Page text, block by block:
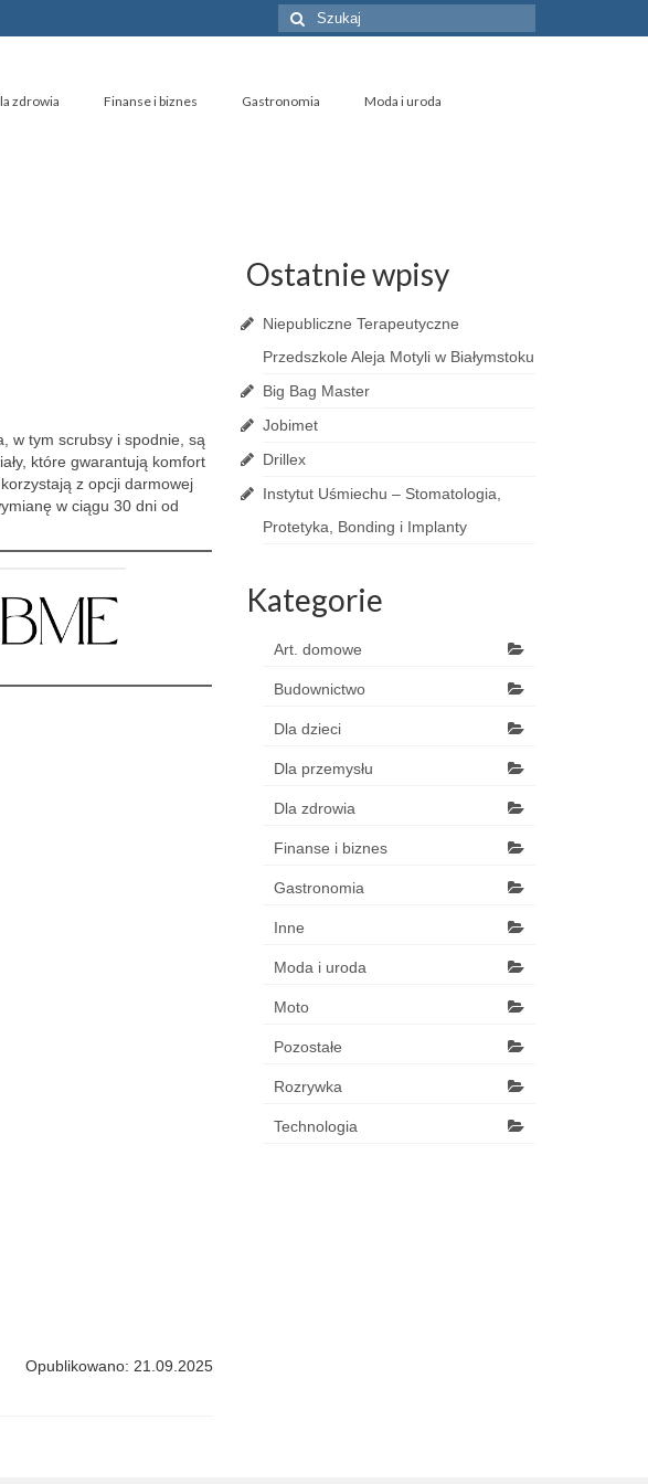
Szuklaj
w:
zdrowia Finanse i biznes Gastronomia Moda i uroda
w tym scrubsy i spodnie, są
które gwarantują komfort
z opcji darmowej
w ciągu 30 dni od
Opublikowano: 21.09.2025
Ostatnie wpisy
Niepubliczne Terapeutyczne
Przedszkole Aleja Motyli w Białymstoku
Big Bag Master
Jobimet
Drillex
Instytut Uśmiechu – Stomatologia,
Protetyka, Bonding i Implanty
Kategorie
Art. domowe
Budownictwo
Dla dzieci
Dla przemysłu
Dla zdrowia
Finanse i biznes
Gastronomia
Inne
Moda i uroda
Moto
Pozostałe
Rozrywka
Technologia